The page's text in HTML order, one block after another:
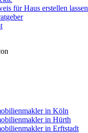
für Haus erstellen lassen
in Köln
in Hürth
in Erftstadt